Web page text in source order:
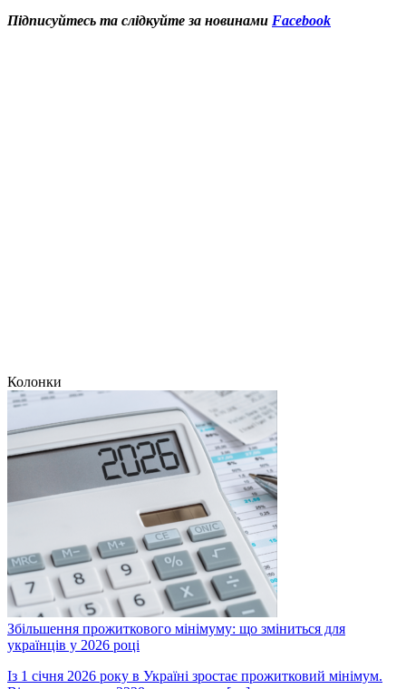
Підписуйтесь та слідкуйте за новинами Facebook
Колонки
Збільшення прожиткового мінімуму: що зміниться для
українців у 2026 році
Із 1 січня 2026 року в Україні зростає прожитковий мінімум.